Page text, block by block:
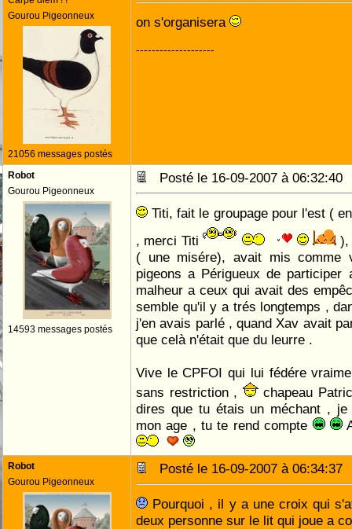
Gourou Pigeonneux
21056 messages postés
on s'organisera
--------------------
Robot
Gourou Pigeonneux
14593 messages postés
Posté le 16-09-2007 à
Titi, fait le groupage pour l'est (
, merci Titi
),
( une misére), avait mis comme
pigeons a Périgueux de participer
malheur a ceux qui avait des
semble qu'il y a trés longtemps ,
j'en avais parlé , quand Xav avait
que celà n'était que du leurre .
Vive le CPFOI qui lui fédére
sans restriction ,
chapeau
dires que tu étais un méchant ,
mon age , tu te rend compte
Robot
Gourou Pigeonneux
Posté le 16-09-2007 à
Pourquoi , il y a une croix qui
deux personne sur le lit qui joue a